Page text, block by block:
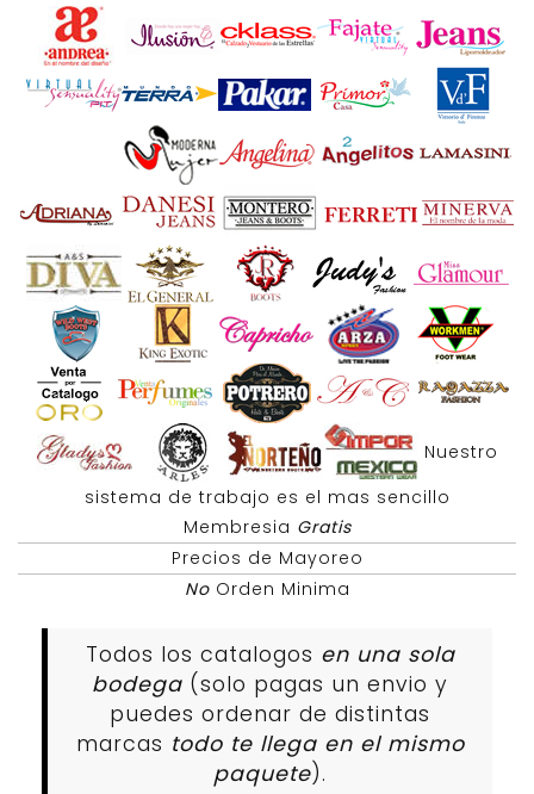
Nuestro
sistema de trabajo es el mas sencillo
Membresia Gratis
Precios de Mayoreo
NoOrden Minima
Todos los catalogos en una sola
bodega (solo pagas un envio y
puedes ordenar de distintas
marcas todo te llega en el mismo
paquete).